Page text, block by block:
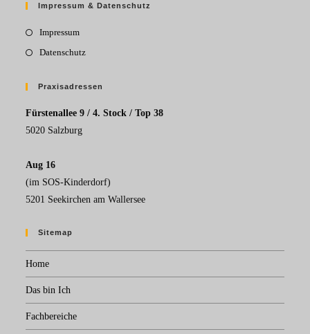
Impressum & Datenschutz
Impressum
Datenschutz
Praxisadressen
Fürstenallee 9 / 4. Stock / Top 38
5020 Salzburg
Aug 16
(im SOS-Kinderdorf)
5201 Seekirchen am Wallersee
Sitemap
Home
Das bin Ich
Fachbereiche